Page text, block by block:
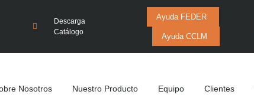
Descarga
Catálogo
Ayuda FEDER
Ayuda CCLM
Nosotros Nuestro Producto Equipo Clientes